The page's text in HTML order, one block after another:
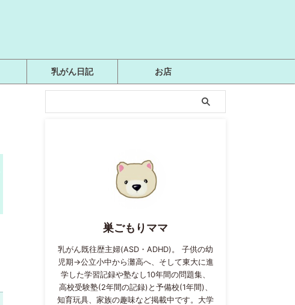
乳がん日記 お店
巣ごもりママ
乳がん既往歴主婦(ASD・ADHD)。 子供の幼
児期→公立小中から灘高へ、そして東大に進
学した学習記録や塾なし10年間の問題集、
高校受験塾(2年間の記録)と予備校(1年間)、
知育玩具、家族の趣味など掲載中です。大学